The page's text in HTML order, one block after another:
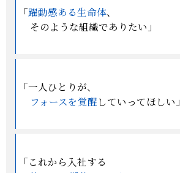
「躍動感ある生命体、
そのような組織でありたい」
「一人ひとりが、
フォースを覚醒していってほしい」
「これから入社する